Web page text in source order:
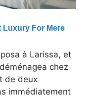
à Larissa, et
chez
de deux
immédiatement